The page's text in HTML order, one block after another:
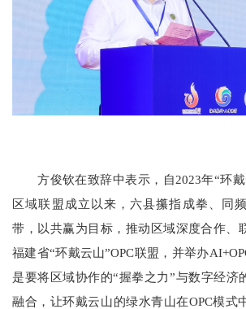
方俊钦在致辞中表示，自2023年“环戴
区域联盟成立以来，六县攥指成拳、同
带，以共赢为目标，推动区域深度合作、
福建省“环戴云山”OPC联盟，并举办
是要将区域协作的“握拳之力”与数字经济
融合，让环戴云山的绿水青山在OPC模式